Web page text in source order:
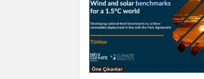
Öne Çıkanlar